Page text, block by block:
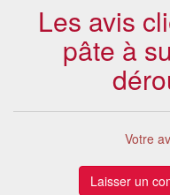
Les avis
pâte à
Votre
Laisser un